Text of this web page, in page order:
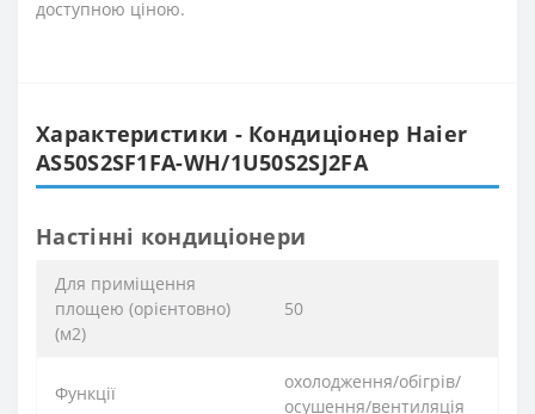
доступною ціною.
Характеристики - Кондиціонер Haier
AS50S2SF1FA-WH/1U50S2SJ2FA
Настінні кондиціонери
Для приміщення
площею (орієнтовно)
(м2)
50
Функції
охолодження/обігрів/
осушення/вентиляція